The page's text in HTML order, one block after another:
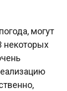
могут
некоторых